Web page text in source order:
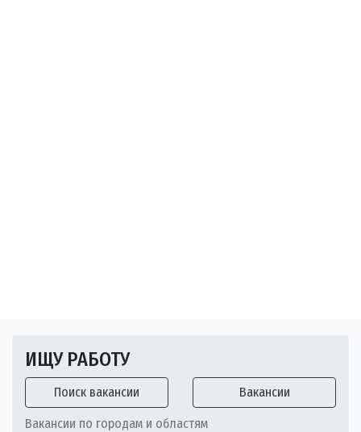
ИЩУ РАБОТУ
Поиск вакансии Вакансии
Вакансии по городам и областям